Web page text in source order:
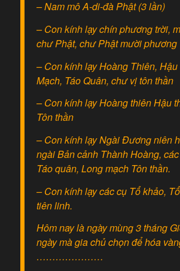
– Nam mô A-di-đà Phật (3 lần)
– Con kính lạy chín phương trời,
chư Phật, chư Phật mười phương
– Con kính lạy Hoàng Thiên,
Mạch, Táo Quân, chư vị tôn thần
– Con kính lạy Hoàng thiên Hậu
Tôn thần
– Con kính lạy Ngài Đương niên
ngài Bản cảnh Thành Hoàng,
Táo quân, Long mạch Tôn thần.
– Con kính lạy các cụ Tổ khảo,
tiên linh.
Hôm nay là ngày mùng 3 tháng
ngày mà gia chủ chọn để hóa
…………………